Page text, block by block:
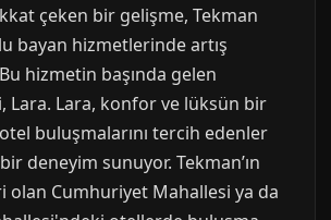
çeken bir gelişme, Tekman
bayan hizmetlerinde artış
hizmetin başında gelen
Lara. Lara, konfor ve lüksün bir
buluşmalarını tercih edenler
deneyim sunuyor. Tekman’ın
olan Cumhuriyet Mahallesi ya da